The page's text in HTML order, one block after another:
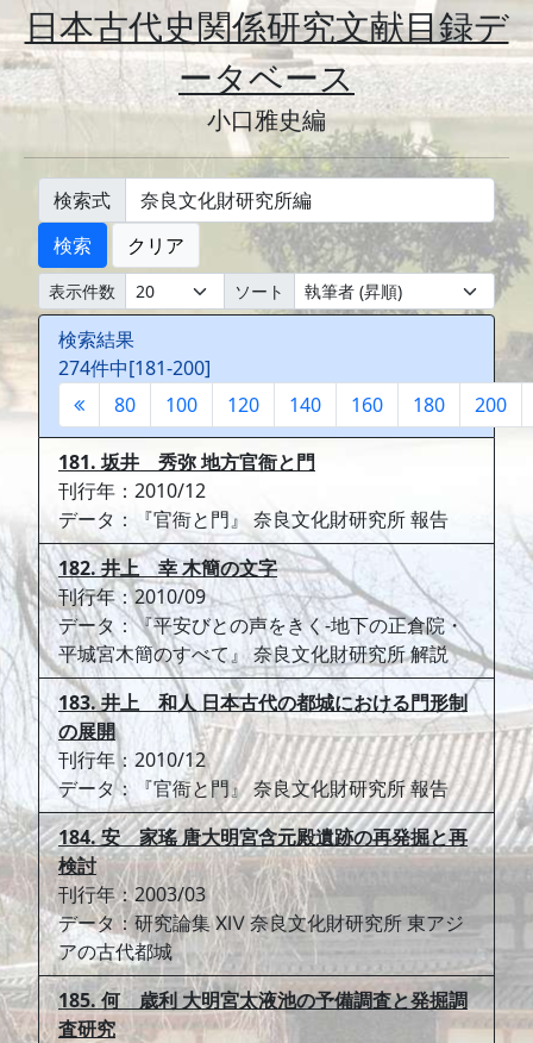
日本古代史関係研究文献目録デ
ータベース
小口雅史編
検索式
検索
クリア
表示件数 ソート
検索結果
274件中[181-200]
80
100 120 140 160 180 200
181. 坂井 秀弥 地方官衙と門
刊行年：2010/12
データ：『官衙と門』 奈良文化財研究所 報告
182. 井上 幸 木簡の文字
刊行年：2010/09
データ：『平安びとの声をきく-地下の正倉院・
平城宮木簡のすべて』 奈良文化財研究所 解説
183. 井上 和人 日本古代の都城における門形制
の展開
刊行年：2010/12
データ：『官衙と門』 奈良文化財研究所 報告
184. 安 家瑤 唐大明宮含元殿遺跡の再発掘と再
検討
刊行年：2003/03
データ：研究論集 ⅩⅣ 奈良文化財研究所 東アジ
アの古代都城
185. 何 歳利 大明宮太液池の予備調査と発掘調
査研究